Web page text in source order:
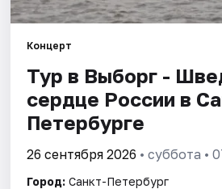
Концерт
Тур в Выборг -
сердце России в
Петербурге
26 сентября 2026 • суббота •
Город: Санкт-Петербург